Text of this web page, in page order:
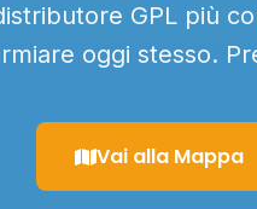
GPL più
oggi stesso.
Vai alla Mappa